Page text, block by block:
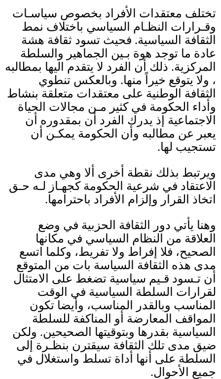
تختلف معتقدات الأفراد بخصوص سياسـات
وقـرارات النظـام السياسي باختلاف نمط
الثقافة السياسية. فحيث تسود ثقافة هشة
عادة ما توجد هوة بـين الجماهير والسلطة
المركزية. ذلك أن الفرد لا يتقدم اليها بمطالبه
، ولا يتوقع خيراً منها. وبالعكس تنطوي
الثقافة الوطنية على معتقدات متعلقة بنشاط
وأداء الحكومة في كثير مـن مجالات الحياة
الاجتماعية إذ يدرك الفرد أن بمقدوره أن
يعبر عن مطالبه وأن الحكومة يمكـن أن
تستجيب لها.
ويرتبط بذلك نقطة أخرى ألا وهي مدى
الاعتقاد في شرعية الحكومة كجهـاز لـه حـق
اتخاذ القرار وإلزام الأفراد باحترامها.
وهنا يأتي دور الثقافة الحزبية في وضع
العلاقة من النظام السياسي في مكانها
الصحيح، فلا إفراط ولا تفريط، وكلما اتسع
مدى هذه الثقافة السياسة بات من المتوقع
أن تـسود قـيم سياسية تضغط على الامتثال
لقرارات السلطة السياسية في الوقت
المناسب وبالقدر المناسب، وأيضا تكون
المواقف المعارضة أو المناكفة للسلطة
السياسية بقدرها وبتوقيتها الصحيحين. ولكن
ضيق مدى تلك الثقافة سيقترن بنظـرة إلى
السلطة على أنها أداة تسلط واستغلال في
جميع الأحوال.